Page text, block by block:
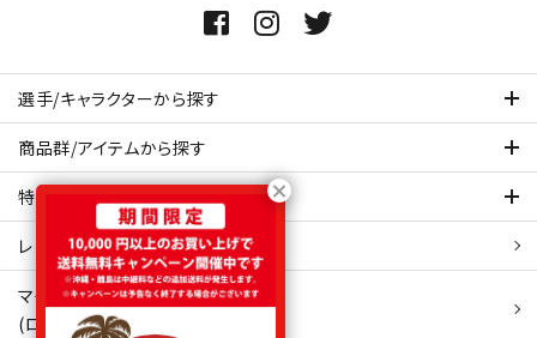
選手/キャラクターから探す
商品群/アイテムから探す
特集ページを見てみる
レビュー・口コミ 一覧ページ
マイアカウント
(ログイン/新規会員登録)